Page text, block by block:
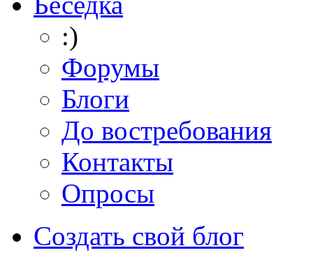
:)
Форумы
Блоги
До востребования
Контакты
Опросы
Создать свой блог